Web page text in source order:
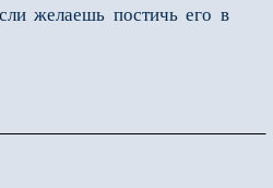
желаешь постичь его в